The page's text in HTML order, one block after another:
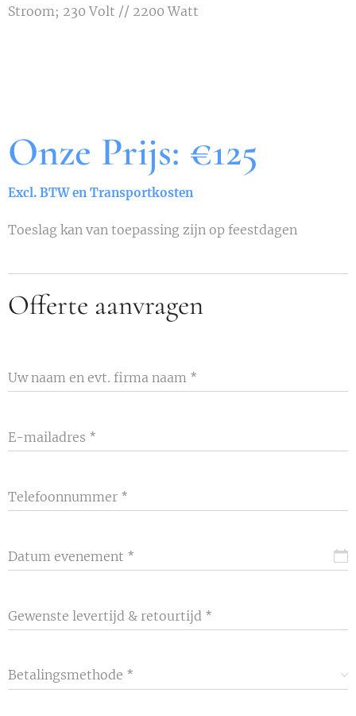
Stroom; 230 Volt // 2200 Watt
Onze Prijs: €125
Excl. BTW en Transportkosten
Toeslag kan van toepassing zijn op feestdagen
Offerte aanvragen
Uw naam en evt. firma naam
E-mailadres
Telefoonnummer
Datum evenement
Gewenste levertijd & retourtijd
Betalingsmethode